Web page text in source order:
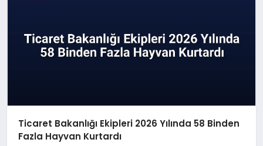
Ticaret Bakanlığı Ekipleri 2026 Yılında 58 Binden
Fazla Hayvan Kurtardı